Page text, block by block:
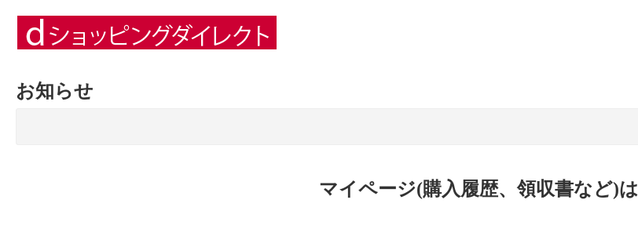
お知らせ
マイページ(購入履歴、領収書など)は